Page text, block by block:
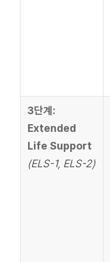
3단계:
Extended
Life Support
(ELS-1, ELS-2)